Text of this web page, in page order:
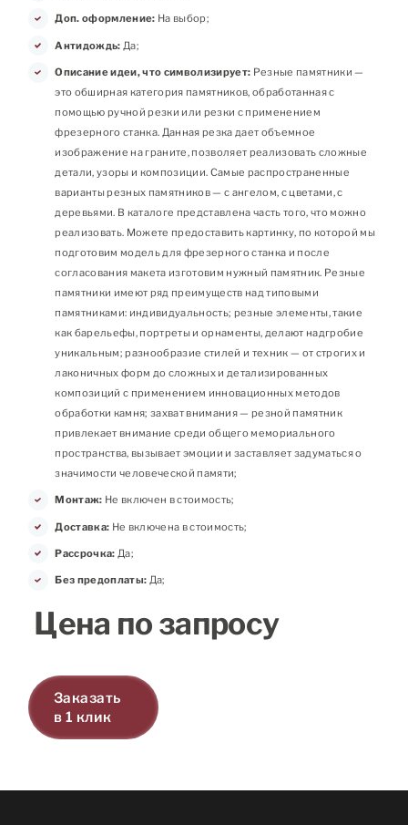
Доп. оформление: На выбор;
Антидождь: Да;
Описание идеи, что символизирует: Резные памятники —
это обширная категория памятников, обработанная с
помощью ручной резки или резки с применением
фрезерного станка. Данная резка дает объемное
изображение на граните, позволяет реализовать сложные
детали, узоры и композиции. Самые распространенные
варианты резных памятников — с ангелом, с цветами, с
деревьями. В каталоге представлена часть того, что можно
реализовать. Можете предоставить картинку, по которой мы
подготовим модель для фрезерного станка и после
согласования макета изготовим нужный памятник. Резные
памятники имеют ряд преимуществ над типовыми
памятниками: индивидуальность; резные элементы, такие
как барельефы, портреты и орнаменты, делают надгробие
уникальным; разнообразие стилей и техник — от строгих и
лаконичных форм до сложных и детализированных
композиций с применением инновационных методов
обработки камня; захват внимания — резной памятник
привлекает внимание среди общего мемориального
пространства, вызывает эмоции и заставляет задуматься о
значимости человеческой памяти;
Монтаж: Не включен в стоимость;
Доставка: Не включена в стоимость;
Рассрочка: Да;
Без предоплаты: Да;
Цена по запросу
Заказать
в 1 клик